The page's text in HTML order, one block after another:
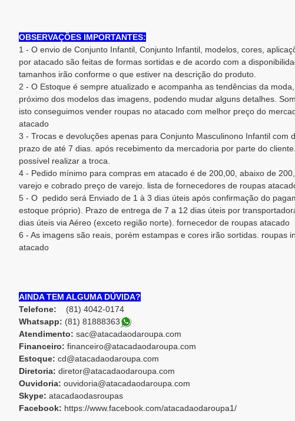
OBSERVAÇÕES IMPORTANTES:
1 - O envio de Conjunto Infantil, Conjunto Infantil, modelos, cores,
por atacado são feitas de formas sortidas e de acordo com a
tamanhos irão conforme o que estiver na descrição do produto.
2 - O Estoque é sempre atualizado e acompanha as tendências da
próximo dos modelos das imagens, podendo mudar alguns detalhes.
isto conseguimos vender roupas no atacado com melhor preço do
atacado
3 - Trocas e devoluções apenas para Conjunto Masculinono Infantil com
prazo de até 7 dias. após recebimento da mercadoria por parte do
possível realizar a troca.
4 - Pedido mínimo para compras em atacado é de 200,00, abaixo de
varejo e cobrado preço de varejo. lista de fornecedores de roupas
5 - O pedido será Enviado de 1 à 3 dias úteis após confirmação do
estoque próprio). Prazo de entrega de 7 a 12 dias úteis por
dias úteis via Aéreo (exceto região norte). fornecedor de roupas atacado
6 - As imagens são reais, porém estampas e cores irão sortidas. roupas
atacado
AINDA TEM ALGUMA DÚVIDA?
Telefone: (81) 4042-0174
Whatsapp: (81) 81888363
Atendimento: sac@atacadaodaroupa.com
Financeiro: financeiro@atacadaodaroupa.com
Estoque: cd@atacadaodaroupa.com
Diretoria: diretor@atacadaodaroupa.com
Ouvidoria: ouvidoria@atacadaodaroupa.com
Skype: atacadaodasroupas
Facebook: https://www.facebook.com/atacadaodaroupa1/